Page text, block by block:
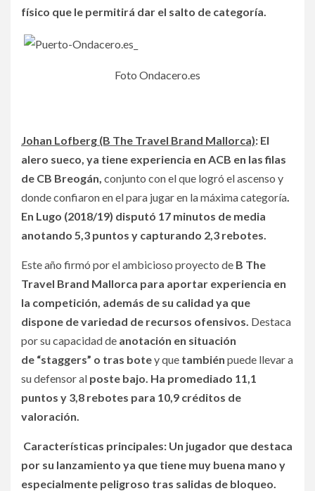
físico que le permitirá dar el salto de categoría.
Foto Ondacero.es
Johan Lofberg (B The Travel Brand Mallorca): El
alero sueco, ya tiene experiencia en ACB en las filas
de CB Breogán, conjunto con el que logró el ascenso y
donde confiaron en el para jugar en la máxima categoría.
En Lugo (2018/19) disputó 17 minutos de media
anotando 5,3 puntos y capturando 2,3 rebotes.
Este año firmó por el ambicioso proyecto de B The
Travel Brand Mallorca para aportar experiencia en
la competición, además de su calidad ya que
dispone de variedad de recursos ofensivos. Destaca
por su capacidad de anotación en situación
de “staggers” o tras botey que también puede llevar a
su defensor al poste bajo. Ha promediado 11,1
puntos y 3,8 rebotes para 10,9 créditos de
valoración.
Características principales: Un jugador que destaca
por su lanzamiento ya que tiene muy buena mano y
especialmente peligroso tras salidas de bloqueo.